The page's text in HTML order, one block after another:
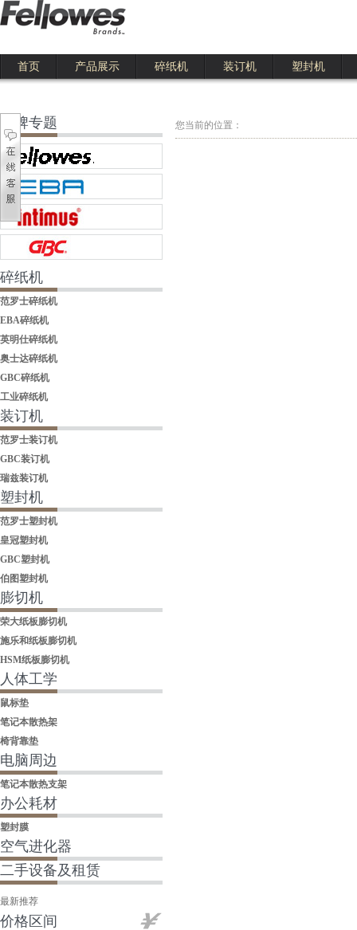
首页 产品展示 碎纸机 装订机 塑封机
品牌专题
碎纸机
范罗士碎纸机
EBA碎纸机
英明仕碎纸机
奥士达碎纸机
GBC碎纸机
工业碎纸机
装订机
范罗士装订机
GBC装订机
瑞兹装订机
塑封机
范罗士塑封机
皇冠塑封机
GBC塑封机
伯图塑封机
膨切机
荣大纸板膨切机
施乐和纸板膨切机
HSM纸板膨切机
人体工学
鼠标垫
笔记本散热架
椅背靠垫
电脑周边
笔记本散热支架
办公耗材
塑封膜
空气进化器
二手设备及租赁
最新推荐
价格区间
您当前的位置：